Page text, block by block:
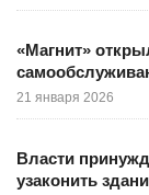
«Магнит»
21 января 2026
Власти
узаконить